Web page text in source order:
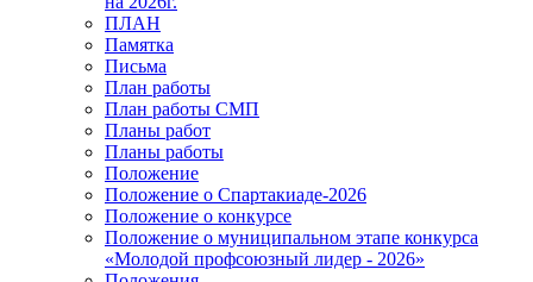
ПЛАН
Памятка
Письма
План работы
План работы СМП
Планы работ
Планы работы
Положение
Положение о Спартакиаде-2026
Положение о конкурсе
Положение о муниципальном этапе конкурса
«Молодой профсоюзный лидер - 2026»